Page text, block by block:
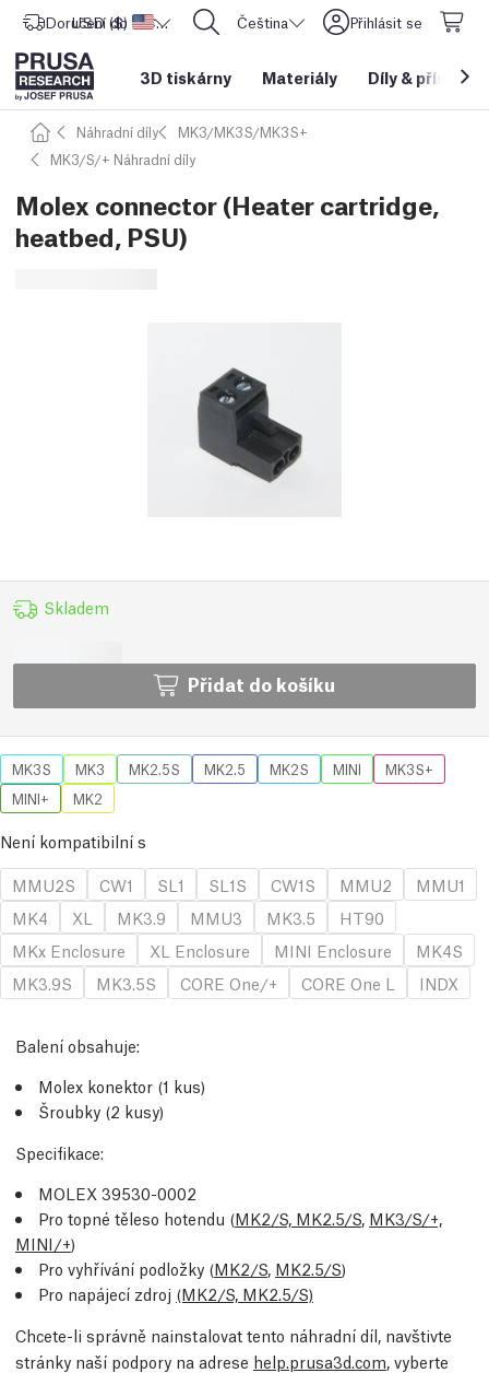
Doručení do Spojené státy americké
USD ($) CORE One L: Nyní skladem! Čeština Přihlásit se
3D tiskárny Materiály Díly &
Náhradní díly
MK3/MK3S/MK3S+
MK3/S/+ Náhradní díly
Molex connector (Heater cartridge,
heatbed, PSU)
Skladem
Přidat do košíku
MK3S MK3 MK2.5S MK2.5 MK2S MINI
MK3S+
MINI+
MK2
Není kompatibilní s
MMU2S
CW1 SL1 SL1S CW1S MMU2
MMU1
MK4
XL MK3.9 MMU3 MK3.5
HT90
MKx Enclosure
XL Enclosure MINI Enclosure
MK4S
MK3.9S
MK3.5S CORE One/+ CORE One L INDX
Balení obsahuje:
Molex konektor (1 kus)
Šroubky (2 kusy)
Specifikace:
MOLEX 39530-0002
Pro topné těleso hotendu (MK2/S, MK2.5/S, MK3/S/+,
MINI/+)
Pro vyhřívání podložky (MK2/S, MK2.5/S)
Pro napájecí zdroj (MK2/S, MK2.5/S)
Chcete-li správně nainstalovat tento náhradní díl, navštivte
stránky naší podpory na adrese help.prusa3d.com, vyberte